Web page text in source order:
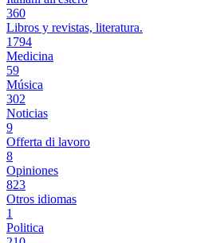
360
Libros y revistas, literatura.
1794
Medicina
59
Música
302
Noticias
9
Offerta di lavoro
8
Opiniones
823
Otros idiomas
1
Politica